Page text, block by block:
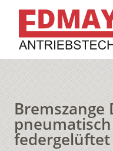
Bremszange
federgelüftet